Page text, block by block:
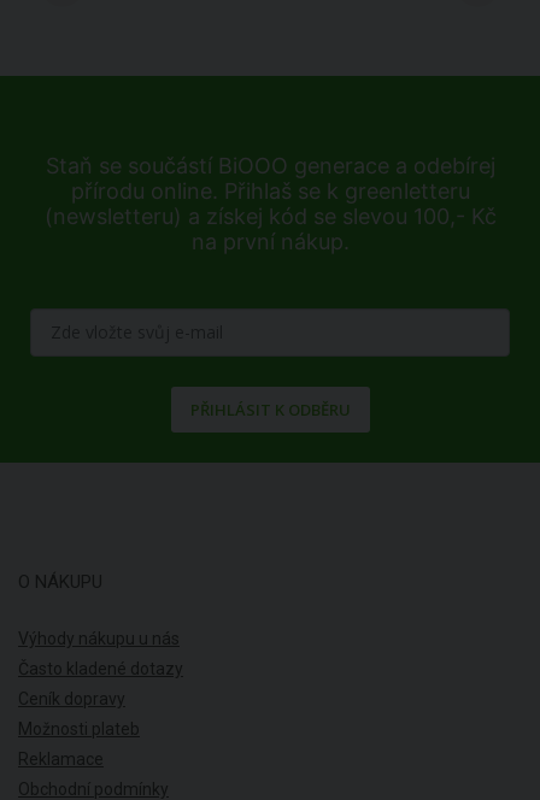
Staň se součástí BiOOO generace a odebírej
přírodu online. Přihlaš se k greenletteru
(newsletteru) a získej kód se slevou 100,- Kč
na první nákup.
PŘIHLÁSIT K ODBĚRU
O NÁKUPU
Výhody nákupu u nás
Často kladené dotazy
Ceník dopravy
Možnosti plateb
Reklamace
Obchodní podmínky